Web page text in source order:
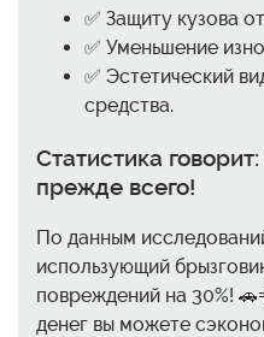
✅ Защиту кузова
✅ Уменьшение
✅ Эстетический
средства.
Статистика
прежде всего!
По данным
использующий
повреждений на 30%!
денег вы можете